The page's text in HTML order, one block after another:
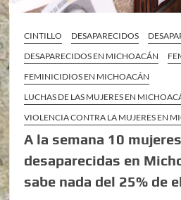
CINTILLO DESAPARECIDOS
DESAPARECIDOS EN MICHOACÁN
FEMINICIDIOS EN MICHOACÁN
LUCHAS DE LAS MUJERES EN
VIOLENCIA CONTRA LA MUJERES EN
A la semana 10
desaparecidas en
sabe nada del 25% de